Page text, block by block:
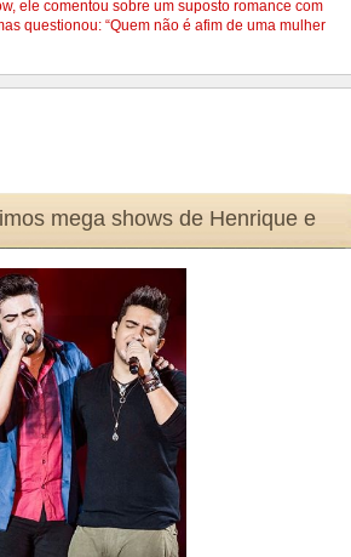
ele comentou sobre um suposto romance com
questionou: “Quem não é afim de uma mulher
mega shows de Henrique e